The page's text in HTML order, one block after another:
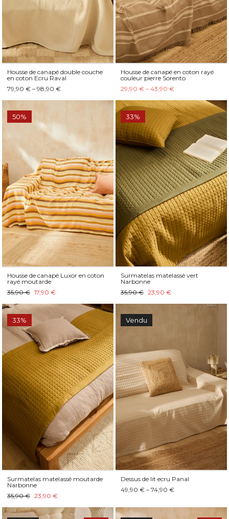
Housse de canapé double couche
en coton Ecru Raval
79,90 € – 98,90 €
Housse de canapé en coton rayé
couleur pierre Sorento
29,90 € – 43,90 €
50%
Housse de canapé Luxor en coton
rayé moutarde
35,90 € 17,90 €
33%
Surmatelas matelassé vert
Narbonne
35,90 € 23,90 €
33%
Surmatelas matelassé moutarde
Narbonne
35,90 € 23,90 €
Vendu
Dessus de lit ecru Panal
49,90 € – 74,90 €